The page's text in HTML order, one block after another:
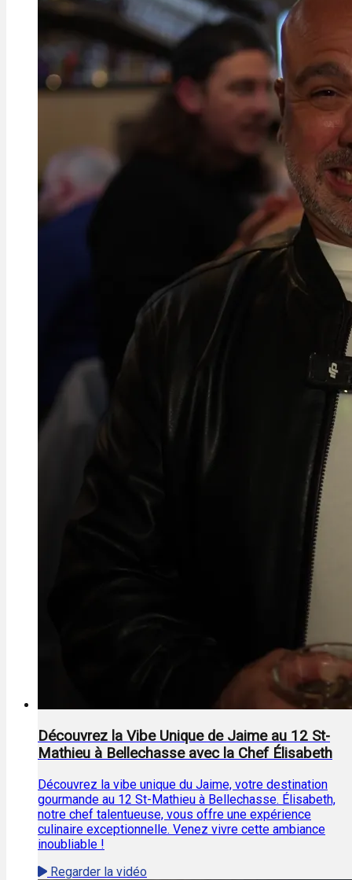
Découvrez la Vibe Unique de Jaime au 12 St-
Mathieu à Bellechasse avec la Chef Élisabeth
Découvrez la vibe unique du Jaime, votre destination
gourmande au 12 St-Mathieu à Bellechasse. Élisabeth,
notre chef talentueuse, vous offre une expérience
culinaire exceptionnelle. Venez vivre cette ambiance
inoubliable !
Regarder la vidéo